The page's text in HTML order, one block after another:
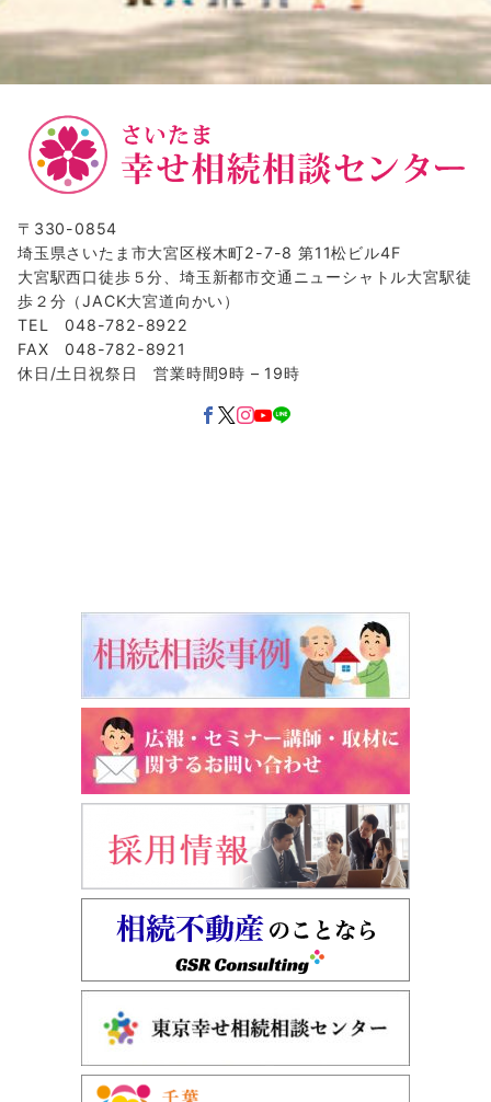
〒330-0854
埼玉県さいたま市大宮区桜木町2-7-8 第11松ビル4F
大宮駅西口徒歩５分、埼玉新都市交通ニューシャトル大宮駅徒
歩２分（JACK大宮道向かい）
TEL 048-782-8922
FAX 048-782-8921
休日/土日祝祭日 営業時間9時 – 19時